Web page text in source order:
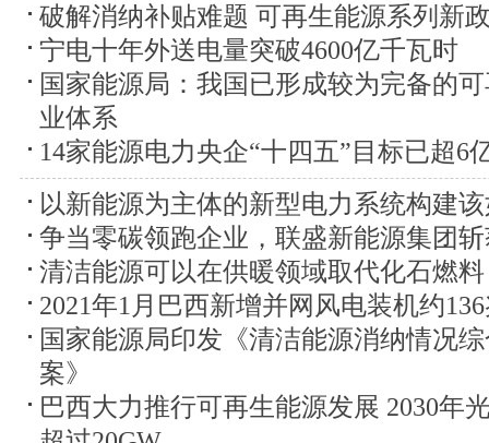
破解消纳补贴难题 可再生能源系列新
宁电十年外送电量突破4600亿千瓦时
国家能源局：我国已形成较为完备的
业体系
14家能源电力央企“十四五”目标已超6
以新能源为主体的新型电力系统构建
争当零碳领跑企业，联盛新能源集团
清洁能源可以在供暖领域取代化石燃料
2021年1月巴西新增并网风电装机约
国家能源局印发《清洁能源消纳情况
案》
巴西大力推行可再生能源发展 2030年